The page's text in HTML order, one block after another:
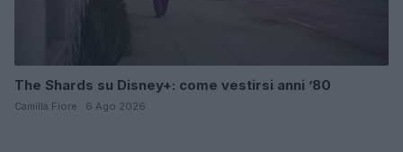
The Shards su Disney+: come vestirsi anni ’80
Camilla Fiore · 6 Ago 2026